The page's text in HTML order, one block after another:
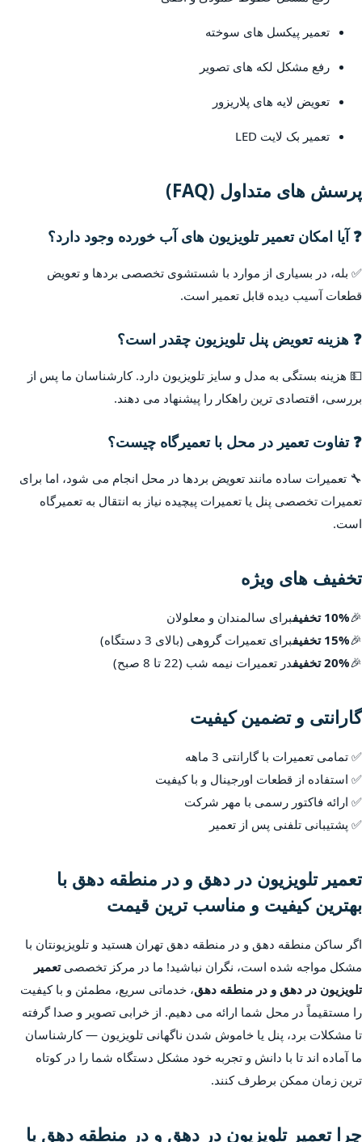
تعمیر پیکسل های سوخته
رفع مشکل لکه های تصویر
تعویض لایه های پلاریزور
تعمیر بک لایت LED
پرسش های متداول (FAQ)
❓ آیا امکان تعمیر تلویزیون های آب خورده وجود دارد؟
✅ بله، در بسیاری از موارد با شستشوی تخصصی بردها و تعویض
قطعات آسیب دیده قابل تعمیر است.
❓ هزینه تعویض پنل تلویزیون چقدر است؟
💵 هزینه بستگی به مدل و سایز تلویزیون دارد. کارشناسان ما پس از
بررسی، اقتصادی ترین راهکار را پیشنهاد می دهند.
❓ تفاوت تعمیر در محل با تعمیرگاه چیست؟
🔧 تعمیرات ساده مانند تعویض بردها در محل انجام می شود، اما برای
تعمیرات تخصصی پنل یا تعمیرات پیچیده نیاز به انتقال به تعمیرگاه
است.
تخفیف های ویژه
🎉10% تخفیف
برای سالمندان و معلولان
🎉15% تخفیف
برای تعمیرات گروهی (بالای 3 دستگاه)
🎉20% تخفیف در تعمیرات نیمه شب (22 تا 8 صبح)
گارانتی و تضمین کیفیت
✅ تمامی تعمیرات با گارانتی 3 ماهه
✅ استفاده از قطعات اورجینال و با کیفیت
✅ ارائه فاکتور رسمی با مهر شرکت
✅ پشتیبانی تلفنی پس از تعمیر
تعمیر تلویزیون در دهق و در منطقه دهق با
بهترین کیفیت و مناسب ترین قیمت
اگر ساکن منطقه دهق و در منطقه دهق تهران هستید و تلویزیونتان با
مشکل مواجه شده است، نگران نباشید! ما در مرکز تخصصیتعمیر
تلویزیون در دهق و در منطقه دهق، خدماتی سریع، مطمئن و با کیفیت
را مستقیماً در محل شما ارائه می دهیم. از خرابی تصویر و صدا گرفته
تا مشکلات برد، پنل یا خاموش شدن ناگهانی تلویزیون — کارشناسان
ما آماده اند تا با دانش و تجربه خود مشکل دستگاه شما را در کوتاه
ترین زمان ممکن برطرف کنند.
چرا تعمیر تلویزیون در دهق و در منطقه دهق با